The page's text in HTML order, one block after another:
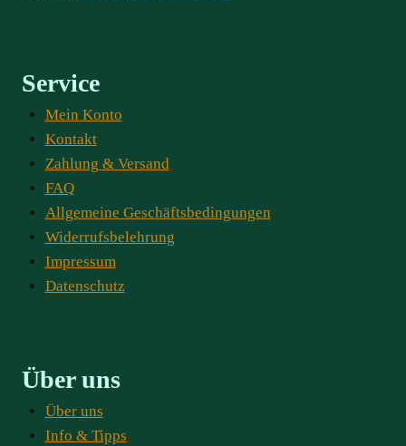
Service
Mein Konto
Kontakt
Zahlung & Versand
FAQ
Allgemeine Geschäftsbedingungen
Widerrufsbelehrung
Impressum
Datenschutz
Über uns
Über uns
Info & Tipps